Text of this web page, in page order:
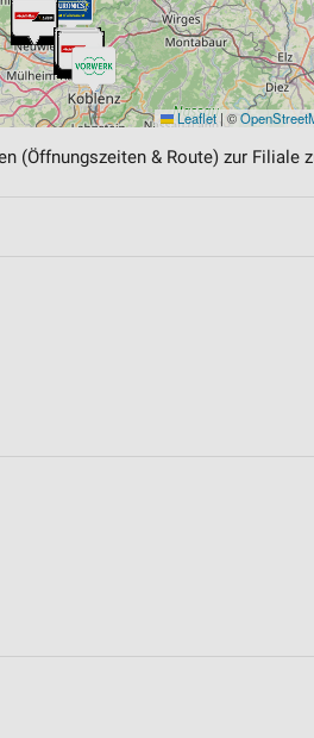
Leaflet| ©
(Öffnungszeiten & Route) zur Filiale